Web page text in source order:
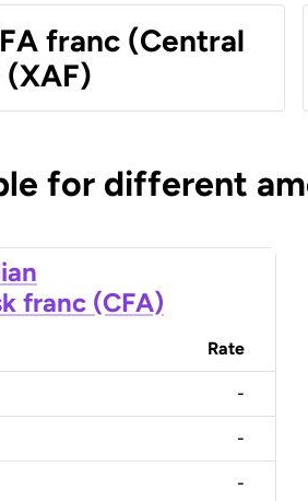
franc (Central
for different
franc (CFA)
Rate
-
-
-